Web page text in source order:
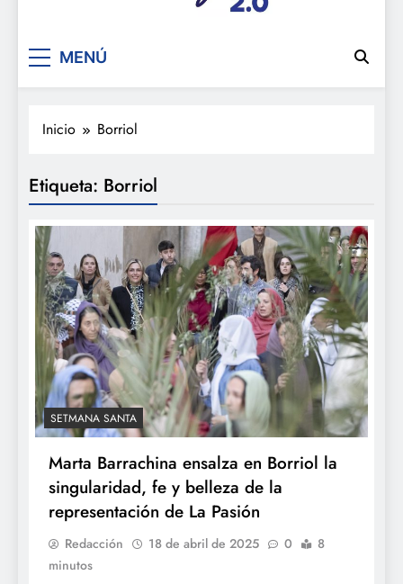
De festa en festa 2.0
MENÚ
Inicio Borriol
Etiqueta: Borriol
SETMANA SANTA
Marta Barrachina ensalza en Borriol la
singularidad, fe y belleza de la
representación de La Pasión
Redacción 18 de abril de 2025 0
8
minutos